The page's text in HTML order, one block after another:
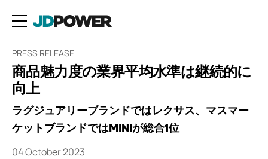
PRESS RELEASE
商品魅力度の業界平均水準は継続的に
向上
ラグジュアリーブランドではレクサス、マスマー
ケットブランドではMINIが総合1位
04 October 2023